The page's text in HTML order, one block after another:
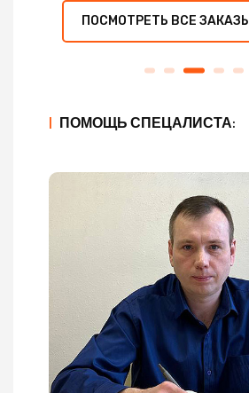
ПОСМОТРЕТЬ ВСЕ ЗАКАЗЫ
| ПОМОЩЬ СПЕЦАЛИСТА: